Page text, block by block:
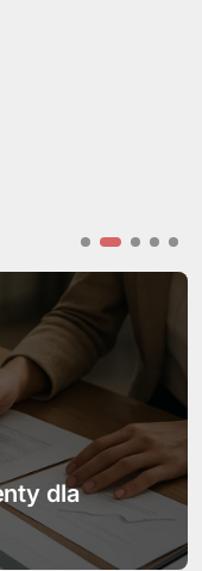
dla